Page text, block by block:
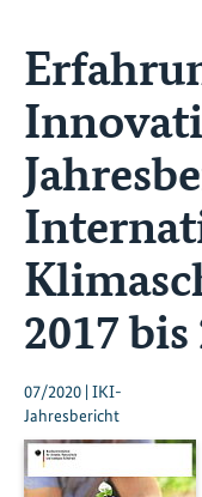
2017 bis
07/2020 | IKI-
Jahresbericht